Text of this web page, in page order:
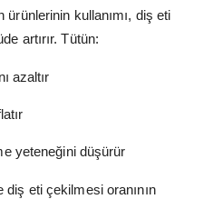
kullanımı, diş eti
artırır. Tütün:
azaltır
yeteneğini düşürür
eti çekilmesi oranının